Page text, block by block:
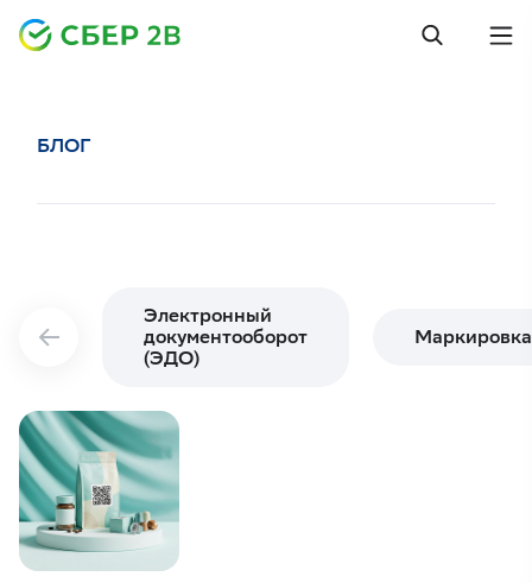
БЛОГ
Электронный
документооборот
(ЭДО)
Маркировка